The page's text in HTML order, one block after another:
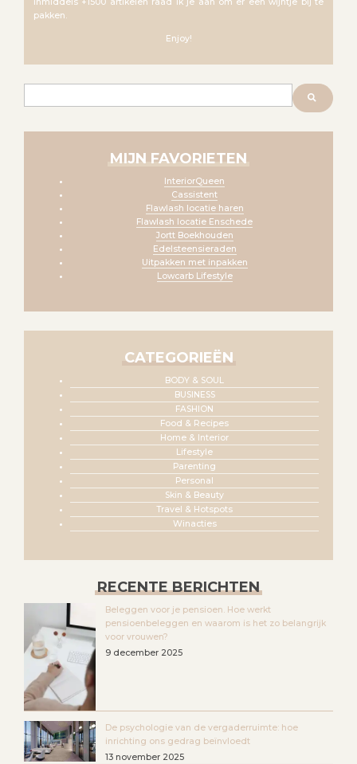
pakken.
Enjoy!
MIJN FAVORIETEN
InteriorQueen
Cassistent
Flawlash locatie haren
Flawlash locatie Enschede
Jortt Boekhouden
Edelsteensieraden
Uitpakken met inpakken
Lowcarb Lifestyle
CATEGORIEËN
BODY & SOUL
BUSINESS
FASHION
Food & Recipes
Home & Interior
Lifestyle
Parenting
Personal
Skin & Beauty
Travel & Hotspots
Winacties
RECENTE BERICHTEN
Beleggen voor je pensioen. Hoe werkt
pensioenbeleggen en waarom is het zo belangrijk
voor vrouwen?
9 december 2025
De psychologie van de vergaderruimte: hoe
inrichting ons gedrag beïnvloedt
13 november 2025